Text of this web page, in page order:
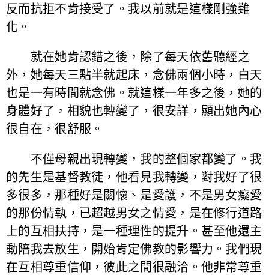
反而抗拒不肯接受了。我以前就是這樣剛強難
化。
就在她肯認錯之後，除了每天依舊聽經之
外，她每天三點半就起床，念佛兩個小時，白天
也是一有時間就念佛。就這樣一年多之後，她的
身體好了，相貌也轉變了，很安詳，顯出她內心
很自在，很舒服。
不僅母親出現轉變，我的整個家都變了。我
的先生是基督教徒，他看見我轉變，對我好了很
多很多，那種好是關懷、是愛護，不是男女癡愛
的那份情執，已超越男女之情愛，是在修行道路
上的互相扶持，是一種理性的提升。甚至他還主
動陪我去放生，開始肯定佛教的影響力。我們現
在互相尊重信仰，彼此之間很融洽。他非常尊重